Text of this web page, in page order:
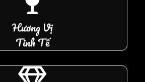
Hương Vị
Tinh Tế